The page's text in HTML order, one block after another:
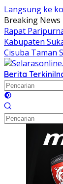
Langsung ke
Breaking News
Rapat
Kabupaten
Cisuba Taman
Berita Terkini